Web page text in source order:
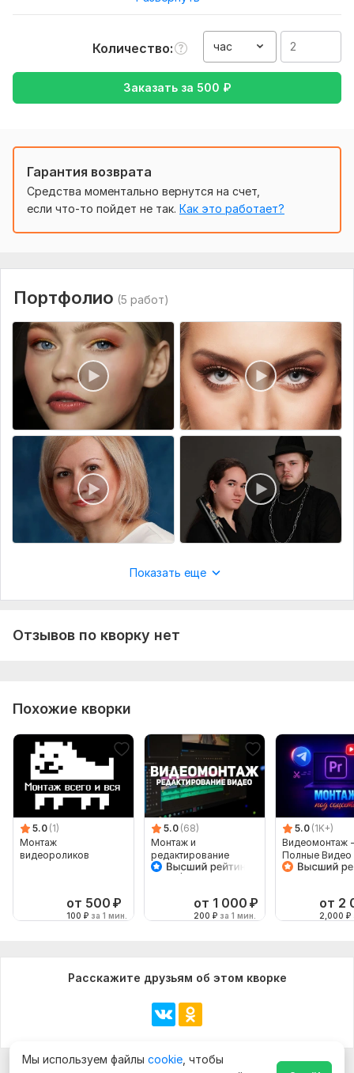
Объем услуги в кворке: 2 часа
Количество час
Заказать за 500 ₽
Гарантия возврата
Средства моментально вернутся на счет,
если что-то пойдет не так. Как это работает?
Портфолио (5 работ)
Показать еще
Отзывов по кворку нет
Похожие кворки
5.0 (1)
Монтаж
видеороликов
от 500 ₽
100 ₽ за 1 мин.
5.0 (68)
Монтаж и
редактирование
видеороликов
от 1 000 ₽
200 ₽ за 1 мин.
5.0 (1K+)
Видеомонтаж -
Полные Видео
YouTube, Ютуб
от 2
2,000 ₽
Расскажите друзьям об этом кворке
Мы используем файлы cookie , чтобы